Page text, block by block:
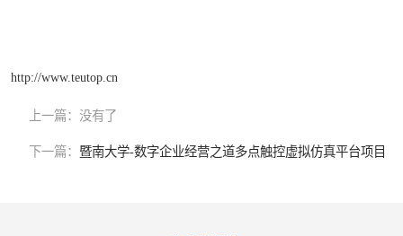
http://www.teutop.cn
上一篇： 没有了
下一篇： 暨南大学-数字企业经营之道多点触控虚拟仿真平台项目